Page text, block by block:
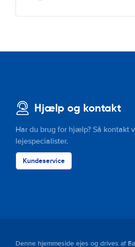
Hjælp og kontakt
Har du brug for hjælp? Så kontakt
lejespecialister.
Kundeservice
Denne hjemmeside ejes og drives af